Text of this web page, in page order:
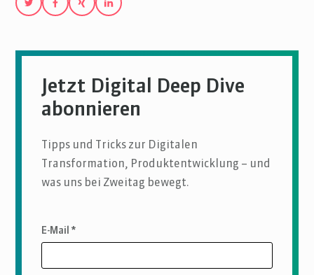
Jetzt Digital Deep Dive
abonnieren
Tipps und Tricks zur Digitalen
Transformation, Produktentwicklung – und
was uns bei Zweitag bewegt.
E-Mail *